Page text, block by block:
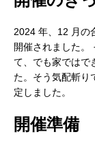
2024 年、12 月の
開催されました。
て、でも家ではで
た。そう気配斬り
定しました。
開催準備